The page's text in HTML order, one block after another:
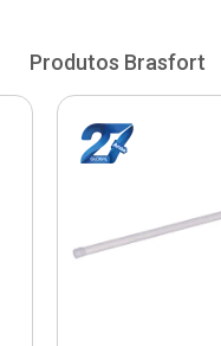
Produtos Brasfort